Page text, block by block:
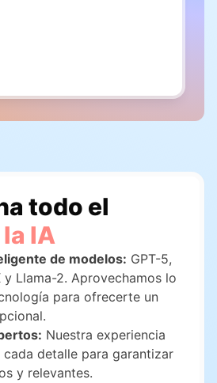
todo el
IA
de modelos: GPT-5,
y Llama-2. Aprovechamos lo
para ofrecerte un
Nuestra experiencia
detalle para garantizar
y relevantes.